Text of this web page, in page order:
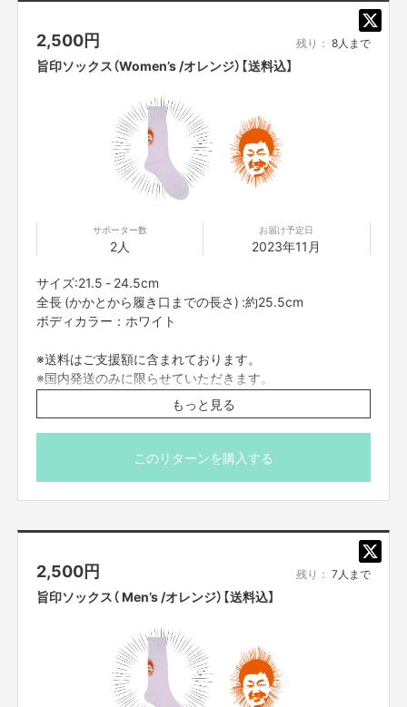
作中にておいしいの最上級を表す『旨印』がデザインされたソックスになり
ます
オレンジとグレーの2色展開で、メンズとレディースサイズがございます
「あなたの足元を輝かせ、死角となり危険な背後を私が見守ります（ごめた
カーシェアグルメドライブBIGロゴTシャツ
ボディカラーはナチュラルです
「聖地巡礼する際はこちらの正装でお願いします（ごめたん）」
2,500円 残り： 8人まで
旨印ソックス（Women’s /オレンジ）【送料込】
サポーター数
2人
お届け予定日
2023年11月
サイズ:21.5 - 24.5cm
全長 (かかとから履き口までの長さ) :約25.5cm
ボディカラー：ホワイト
※送料はご支援額に含まれております。
※国内発送のみに限らせていただきます。
※画像はイメージになります。
もっと見る
このリターンを購入する
2,500円 残り： 7人まで
旨印ソックス（ Men’s /オレンジ）【送料込】